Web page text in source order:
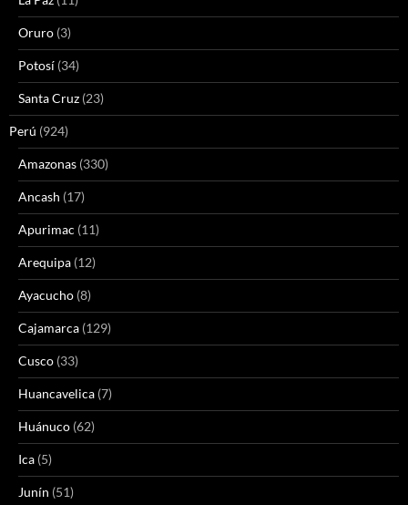
Oruro (3)
Potosí (34)
Santa Cruz (23)
Perú (924)
Amazonas (330)
Ancash (17)
Apurimac (11)
Arequipa (12)
Ayacucho (8)
Cajamarca (129)
Cusco (33)
Huancavelica (7)
Huánuco (62)
Ica (5)
Junín (51)